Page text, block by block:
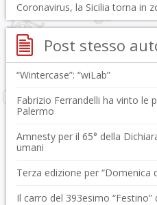
Coronavirus, la Sicilia torna in
Post stesso
“Wintercase”: “wiLab”
Fabrizio Ferrandelli ha vinto le
Palermo
Amnesty per il 65° della
umani
Terza edizione per “Domenica
Il carro del 393esimo “Festino”